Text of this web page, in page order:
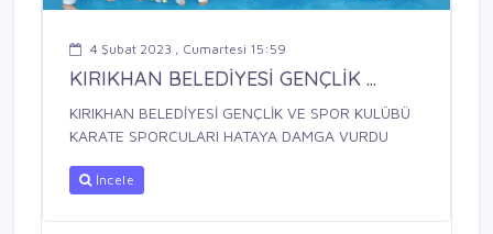
4 Şubat 2023 , Cumartesi 15:59
KIRIKHAN BELEDİYESİ GENÇLİK ...
KIRIKHAN BELEDİYESİ GENÇLİK VE SPOR KULÜBÜ
KARATE SPORCULARI HATAYA DAMGA VURDU
İncele